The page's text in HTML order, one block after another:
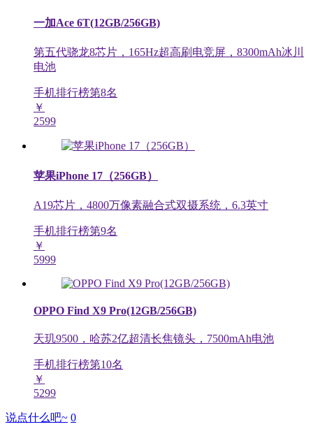
一加Ace 6T(12GB/256GB)
第五代骁龙8芯片，165Hz超高刷电竞屏，8300mAh冰川
电池
手机排行榜第8名
￥
2599
苹果iPhone 17（256GB）
A19芯片，4800万像素融合式双摄系统，6.3英寸
手机排行榜第9名
￥
5999
OPPO Find X9 Pro(12GB/256GB)
天玑9500，哈苏2亿超清长焦镜头，7500mAh电池
手机排行榜第10名
￥
5299
说点什么吧~ 0